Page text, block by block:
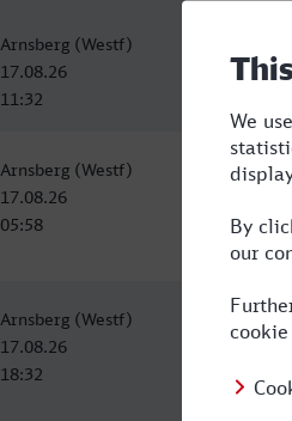
Arnsberg (Westf)
17.08.26
11:32
Arnsberg (Westf)
17.08.26
05:58
Arnsberg (Westf)
17.08.26
18:32